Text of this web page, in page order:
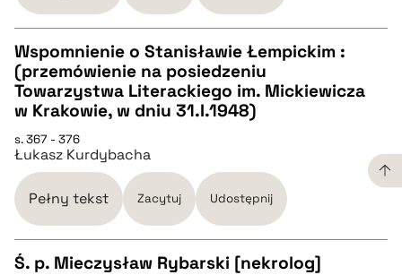
CZYSTY TEKST
pobierz cytat
BIBTEX
pobierz cytat
Wspomnienie o Stanisławie Łempickim :
(przemówienie na posiedzeniu
Towarzystwa Literackiego im. Mickiewicza
w Krakowie, w dniu 31.I.1948)
s. 367 - 376
Łukasz Kurdybacha
Pełny tekst Zacytuj Udostępnij
Ś. p. Mieczysław Rybarski [nekrolog]